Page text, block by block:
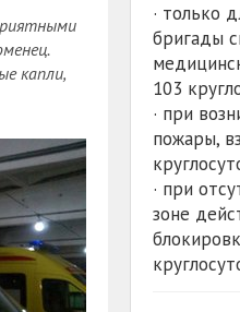
капли,
· только
бригады
103
· при
пожары,
· при
зоне